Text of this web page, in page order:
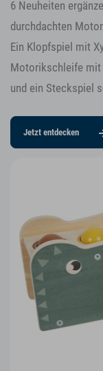
6 Neuheiten
durchdachten
Ein Klopfspiel mit
Motorikschleife mit
und ein Steckspiel
Jetzt entdecken